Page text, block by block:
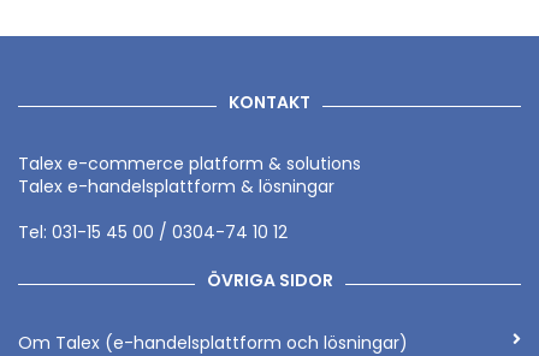
KONTAKT
Talex e-commerce platform & solutions
Talex e-handelsplattform & lösningar
Tel: 031-15 45 00 / 0304-74 10 12
ÖVRIGA SIDOR
Om Talex (e-handelsplattform och lösningar)